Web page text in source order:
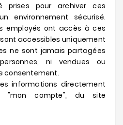
prises pour archiver ces
environnement sécurisé.
employés ont accès à ces
accessibles uniquement
ne sont jamais partagées
ni vendues ou
consentement.
informations directement
"mon compte", du site